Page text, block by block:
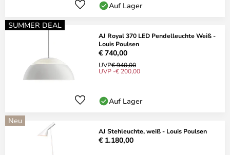
Auf Lager
SUMMER DEAL
AJ Royal 370 LED Pendelleuchte Weiß -
Louis Poulsen
€ 740,00
UVP€ 940,00
UVP -€ 200,00
Auf Lager
Neu
AJ Stehleuchte, weiß - Louis Poulsen
€ 1.180,00